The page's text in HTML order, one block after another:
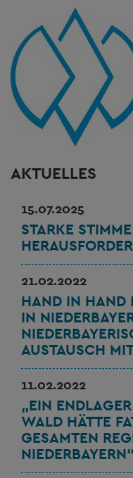
AKTUELLES
15.07.2025
STARKE
21.02.2022
HAND IN HAND
IN
AUSTAUSCH
11.02.2022
„EIN
WALD HÄTTE
GESAMTEN
NIEDERBAYERN“